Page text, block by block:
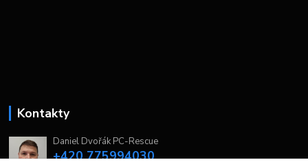
Kontakty
Daniel Dvořák PC-Rescue
+420 775994030